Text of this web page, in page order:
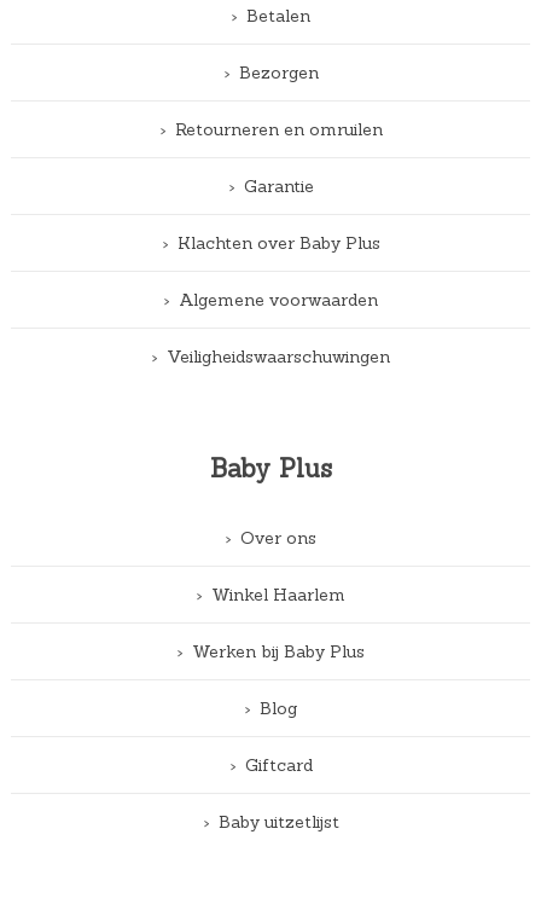
Betalen
Bezorgen
Retourneren en omruilen
Garantie
Klachten over Baby Plus
Algemene voorwaarden
Veiligheidswaarschuwingen
Baby Plus
Over ons
Winkel Haarlem
Werken bij Baby Plus
Blog
Giftcard
Baby uitzetlijst